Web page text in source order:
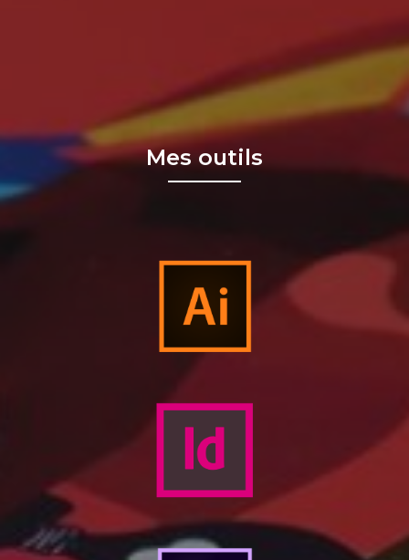
Mes outils